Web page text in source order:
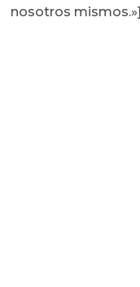
nosotros mismos.»]